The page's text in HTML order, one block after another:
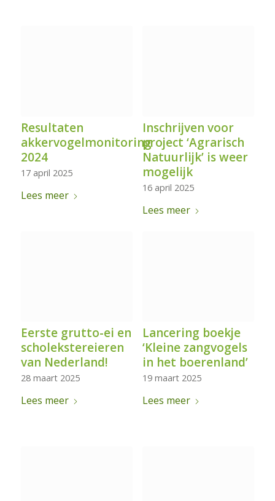
Resultaten
akkervogelmonitoring
2024
17 april 2025
Lees meer
Inschrijven voor
project ‘Agrarisch
Natuurlijk’ is weer
mogelijk
16 april 2025
Lees meer
Eerste grutto-ei en
scholekstereieren
van Nederland!
28 maart 2025
Lees meer
Lancering boekje
‘Kleine zangvogels
in het boerenland’
19 maart 2025
Lees meer